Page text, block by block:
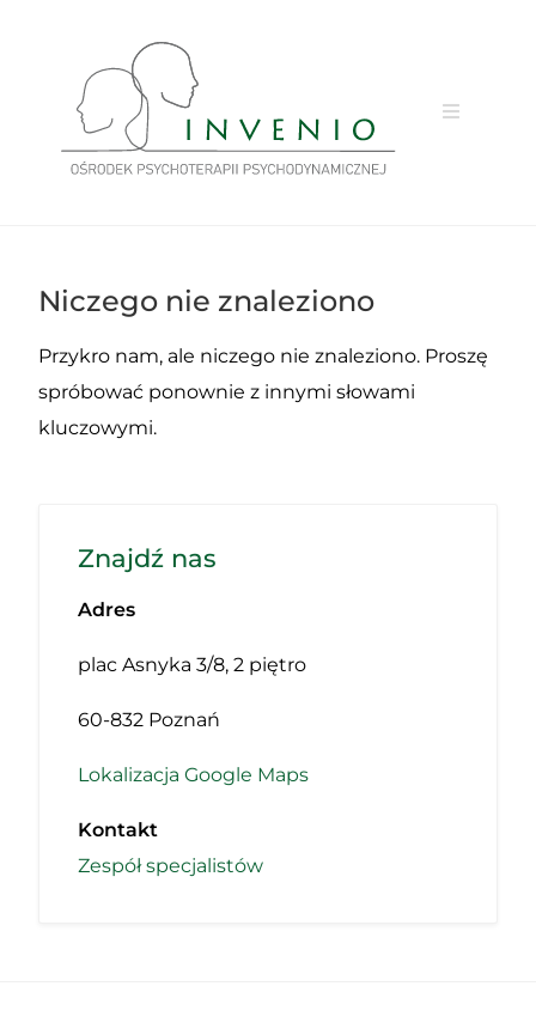
Niczego nie znaleziono
Przykro nam, ale niczego nie znaleziono. Proszę
spróbować ponownie z innymi słowami
kluczowymi.
Znajdź nas
Adres
plac Asnyka 3/8, 2 piętro
60-832 Poznań
Lokalizacja Google Maps
Kontakt
Zespół specjalistów